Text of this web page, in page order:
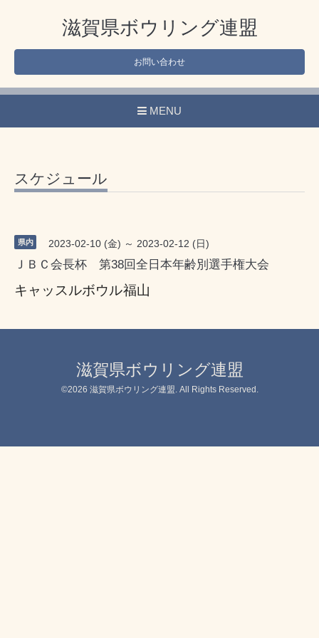
滋賀県ボウリング連盟
お問い合わせ
MENU
スケジュール
県内 2023-02-10 (金) ～ 2023-02-12 (日)
ＪＢＣ会長杯 第38回全日本年齢別選手権大会
キャッスルボウル福山
滋賀県ボウリング連盟
©2026 滋賀県ボウリング連盟 . All Rights Reserved.